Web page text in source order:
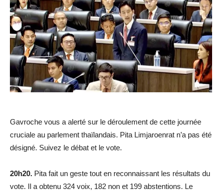
Gavroche vous a alerté sur le déroulement de cette journée
cruciale au parlement thaïlandais. Pita Limjaroenrat n’a pas été
désigné. Suivez le débat et le vote.
20h20. Pita fait un geste tout en reconnaissant les résultats du
vote. Il a obtenu 324 voix, 182 non et 199 abstentions. Le